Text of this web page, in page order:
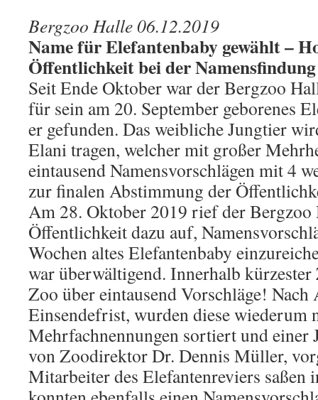
Bergzoo Halle 06.12.2019
Name für Elefantenbaby gewählt –
Öffentlichkeit bei der Namensfindung
Seit Ende Oktober war der Bergzoo
für sein am 20. September geborenes
er gefunden. Das weibliche Jungtier
Elani tragen, welcher mit großer
eintausend Namensvorschlägen mit 4
zur finalen Abstimmung der
Am 28. Oktober 2019 rief der Bergzoo
Öffentlichkeit dazu auf,
Wochen altes Elefantenbaby
war überwältigend. Innerhalb
Zoo über eintausend Vorschläge! Nach
Einsendefrist, wurden diese wiederum
Mehrfachnennungen sortiert und einer
von Zoodirektor Dr. Dennis Müller,
Mitarbeiter des Elefantenreviers saßen